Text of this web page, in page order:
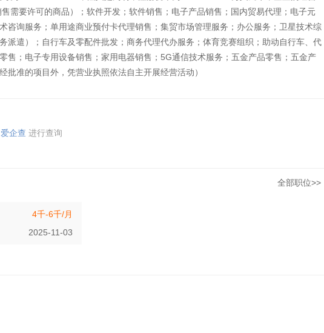
需要许可的商品）；软件开发；软件销售；电子产品销售；国内贸易代理；电子元
咨询服务；单用途商业预付卡代理销售；集贸市场管理服务；办公服务；卫星技术综
派遣）；自行车及零配件批发；商务代理代办服务；体育竞赛组织；助动自行车、代
售；电子专用设备销售；家用电器销售；5G通信技术服务；五金产品零售；五金产
批准的项目外，凭营业执照依法自主开展经营活动）
爱企查 进行查询
全部职位>>
4千-6千/月
2025-11-03